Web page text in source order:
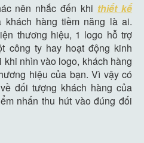
nên nhắc đến khi thiết kế
khách hàng tiềm năng là ai.
thương hiệu, 1 logo hỗ trợ
công ty hay hoạt động kinh
nhìn vào logo, khách hàng
hiệu của bạn. Vì vậy có
đối tượng khách hàng của
nhấn thu hút vào đúng đối